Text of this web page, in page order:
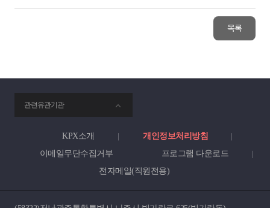
목록
관련유관기관
KPX소개
개인정보처리방침
이메일무단수집거부
프로그램 다운로드
전자메일(직원전용)